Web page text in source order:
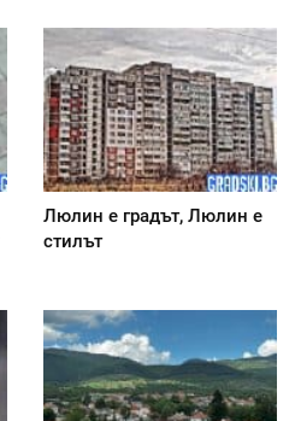
Люлин е градът, Люлин е
стилът